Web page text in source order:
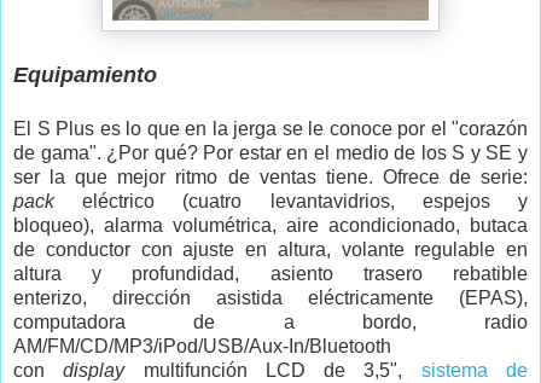
Equipamiento
El S Plus es lo que en la jerga se le conoce por el "corazón
de gama". ¿Por qué? Por estar en el medio de los S y SE y
ser la que mejor ritmo de ventas tiene. Ofrece de serie:
packeléctrico (cuatro levantavidrios, espejos y
bloqueo), alarma volumétrica, aire acondicionado, butaca
de conductor con ajuste en altura, volante regulable en
altura y profundidad, asiento trasero rebatible
enterizo, dirección asistida eléctricamente (EPAS),
computadora de a bordo, radio
AM/FM/CD/MP3/iPod/USB/Aux-In/Bluetooth
condisplay multifunción LCD de 3,5", sistema de